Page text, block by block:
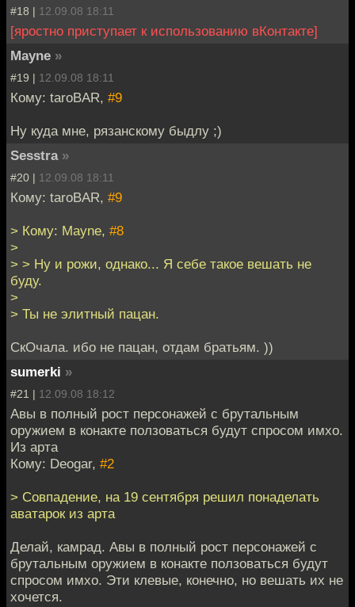
#18 | 12.09.08 18:11
[яростно приступает к использованию вКонтакте]
Mayne »
#19 | 12.09.08 18:11
Кому: taroBAR, #9
Ну куда мне, рязанскому быдлу ;)
Sesstra »
#20 | 12.09.08 18:11
Кому: taroBAR, #9
> Кому: Mayne, #8
>
> > Ну и рожи, однако... Я себе такое вешать не
буду.
>
> Ты не элитный пацан.
СкОчала. ибо не пацан, отдам братьям. ))
sumerki »
#21 | 12.09.08 18:12
Авы в полный рост персонажей с брутальным
оружием в конакте ползоваться будут спросом имхо.
Из арта
Кому: Deogar, #2
> Совпадение, на 19 сентября решил понаделать
аватарок из арта
Делай, камрад. Авы в полный рост персонажей с
брутальным оружием в конакте ползоваться будут
спросом имхо. Эти клевые, конечно, но вешать их не
хочется.